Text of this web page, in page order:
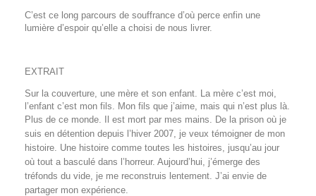
C’est ce long parcours de souffrance d’où perce enfin une
lumière d’espoir qu’elle a choisi de nous livrer.
EXTRAIT
Sur la couverture, une mère et son enfant. La mère c’est moi,
l’enfant c’est mon fils. Mon fils que j’aime, mais qui n’est plus là.
Plus de ce monde. Il est mort par mes mains. De la prison où je
suis en détention depuis l’hiver 2007, je veux témoigner de mon
histoire. Une histoire comme toutes les histoires, jusqu’au jour
où tout a basculé dans l’horreur. Aujourd’hui, j’émerge des
tréfonds du vide, je me reconstruis lentement. J’ai envie de
partager mon expérience.